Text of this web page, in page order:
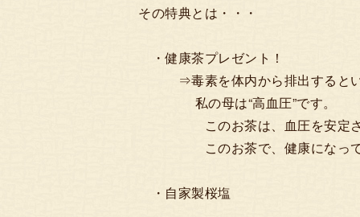
その特典とは・・・
・健康茶プレゼント！
⇒毒素を体内から排出するとい
私の母は“高血圧”です。
このお茶は、血圧を安定さ
このお茶で、健康になって
・自家製桜塩